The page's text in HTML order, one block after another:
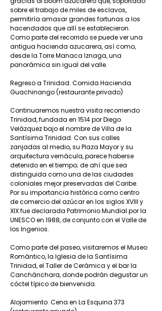
sobre el trabajo de miles de esclavos,
permitiría amasar grandes fortunas a los
hacendados que allí se establecieron.
Como parte del recorrido se puede ver una
antigua hacienda azucarera, así como,
desde la Torre Manaca Iznaga, una
panorámica sin igual del valle.
Regreso a Trinidad. Comida Hacienda
Guachinango (restaurante privado)
Continuaremos nuestra visita recorriendo
Trinidad, fundada en 1514 por Diego
Velázquez bajo el nombre de Villa de la
Santísima Trinidad. Con sus calles
zanjadas al medio, su Plaza Mayor y su
arquitectura vernácula, parece haberse
detenido en el tiempo; de ahí que sea
distinguida como una de las ciudades
coloniales mejor preservadas del Caribe.
Por su importancia histórica como centro
de comercio del azúcar en los siglos XVIII y
XIX fue declarada Patrimonio Mundial por la
UNESCO en 1988, de conjunto con el Valle de
los Ingenios.
Como parte del paseo, visitaremos el Museo
Romántico, la Iglesia de la Santísima
Trinidad, el Taller de Cerámica y el bar la
Canchánchara, donde podrán degustar un
cóctel típico de bienvenida.
Alojamiento. Cena en La Esquina 373